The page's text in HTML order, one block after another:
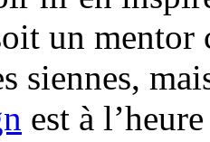
un
siennes,
est à